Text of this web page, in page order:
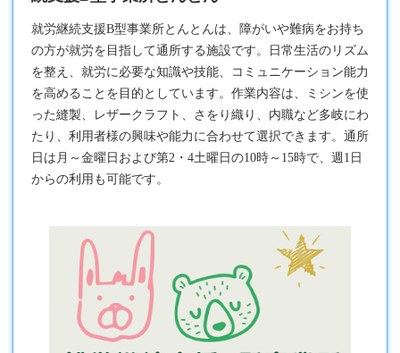
就労継続支援B型事業所とんとんは、障がいや難病をお持ち
の方が就労を目指して通所する施設です。日常生活のリズム
を整え、就労に必要な知識や技能、コミュニケーション能力
を高めることを目的としています。作業内容は、ミシンを使
った縫製、レザークラフト、さをり織り、内職など多岐にわ
たり、利用者様の興味や能力に合わせて選択できます。通所
日は月～金曜日および第2・4土曜日の10時～15時で、週1日
からの利用も可能です。